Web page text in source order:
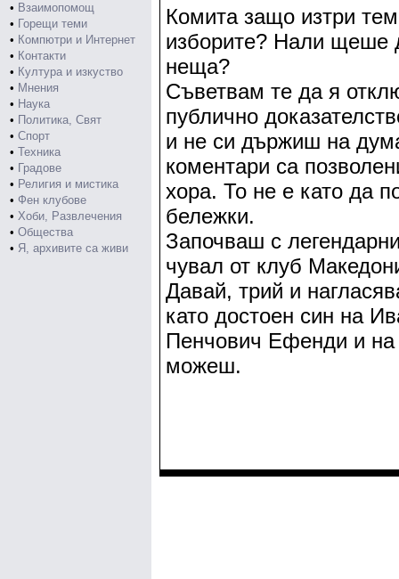
• Взаимопомощ
• Горещи теми
• Компютри и Интернет
• Контакти
• Култура и изкуство
• Мнения
• Наука
• Политика, Свят
• Спорт
• Техника
• Градове
• Религия и мистика
• Фен клубове
• Хоби, Развлечения
• Общества
• Я, архивите са живи
Комита защо изтри
изборите? Нали щеше
неща?
Съветвам те да я
публично
и не си държиш на
коментари са
хора. То не е като да
бележки.
Започваш с
чувал от клуб
Давай, трий и
като достоен син на
Пенчович Ефенди и на
можеш.